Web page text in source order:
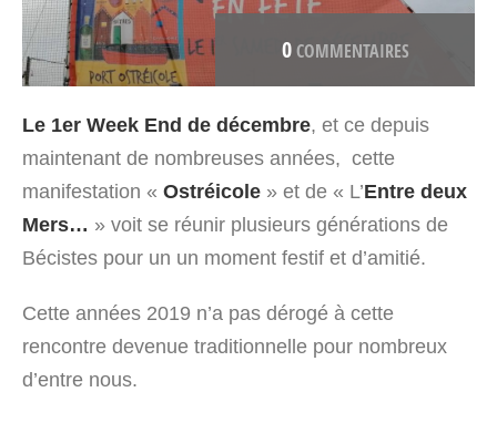
0COMMENTAIRES
Le 1er Week End de décembre, et ce depuis
maintenant de nombreuses années, cette
manifestation « Ostréicole » et de « L’Entre deux
Mers… » voit se réunir plusieurs générations de
Bécistes pour un un moment festif et d’amitié.
Cette années 2019 n’a pas dérogé à cette
rencontre devenue traditionnelle pour nombreux
d’entre nous.